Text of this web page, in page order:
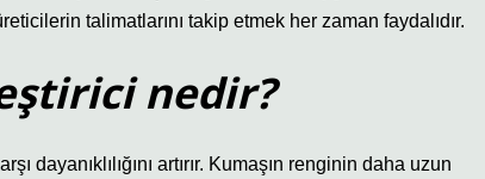
talimatlarını takip etmek her zaman faydalıdır.
nedir?
dayanıklılığını artırır. Kumaşın renginin daha uzun